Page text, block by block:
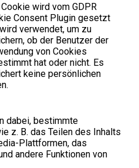
Cookie wird vom GDPR
Consent Plugin gesetzt
verwendet, um zu
ob der Benutzer der
von Cookies
hat oder nicht. Es
keine persönlichen
dabei, bestimmte
z. B. das Teilen des Inhalts
Plattformen, das
andere Funktionen von